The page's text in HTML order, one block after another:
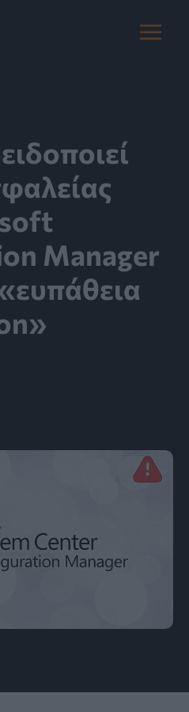
Main
Manager
«ευπάθεια